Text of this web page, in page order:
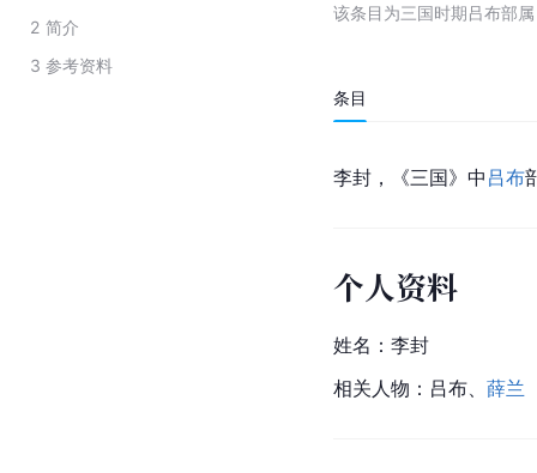
2 简介
3 参考资料
该条目为三国时期吕布部属
条目
李封，《三国》中 吕布
个人资料
姓名：李封
相关人物：吕布、 薛兰